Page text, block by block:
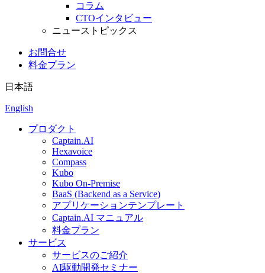
コラム
CTOインタビュー
ニューストピックス
お問合せ
料金プラン
日本語
English
プロダクト
Captain.AI
Hexavoice
Compass
Kubo
Kubo On-Premise
BaaS (Backend as a Service)
アプリケーションテンプレート
Captain.AI マニュアル
料金プラン
サービス
サービスのご紹介
AI駆動開発セミナー